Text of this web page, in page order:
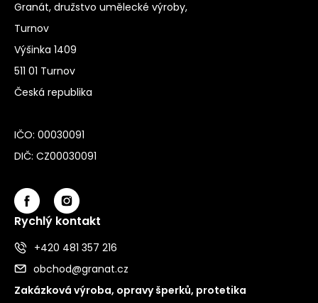
Granát, družstvo umělecké výroby,
Turnov
Výšinka 1409
511 01 Turnov
Česká republika
IČO: 00030091
DIČ: CZ00030091
Rychlý kontakt
+420 481 357 216
obchod@granat.cz
Zakázková výroba, opravy šperků, protetika